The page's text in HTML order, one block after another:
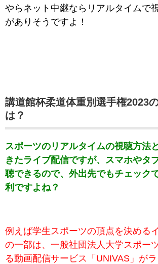
やらネット中継ならリアルタイムで
がありそうですよ！
講道館杯柔道体重別選手権2023
は？
スポーツのリアルタイムの視聴方法
きたライブ配信ですが、スマホやタ
聴できるので、外出先でもチェック
利ですよね？
例えば学生スポーツの頂点を決める
の一部は、一般社団法人大学スポー
る動画配信サービス「UNIVAS」が